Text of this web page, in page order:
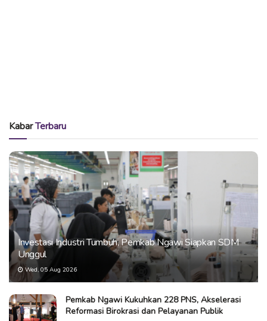
KabarTerbaru
Investasi Industri Tumbuh, Pemkab Ngawi Siapkan SDM
Unggul
Wed, 05 Aug 2026
Pemkab Ngawi Kukuhkan 228 PNS, Akselerasi
Reformasi Birokrasi dan Pelayanan Publik